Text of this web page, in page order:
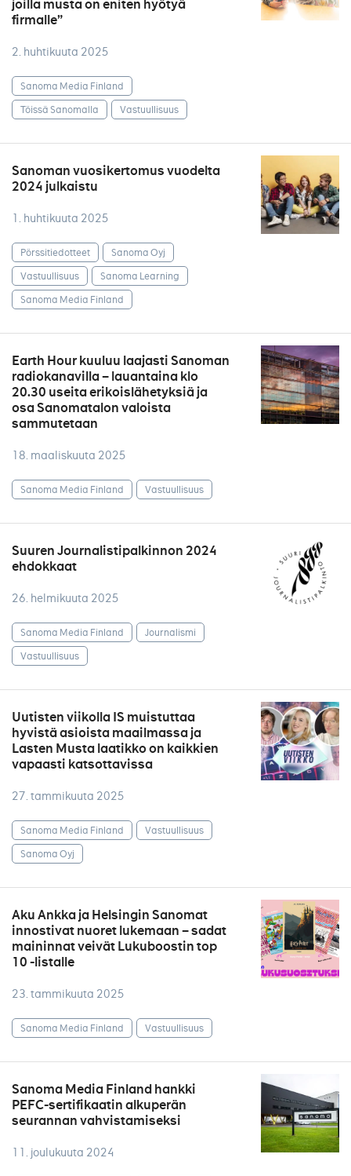
joilla musta on eniten hyötyä
firmalle”
2. huhtikuuta 2025
Sanoma Media Finland
Töissä Sanomalla
Vastuullisuus
Sanoman vuosikertomus vuodelta
2024 julkaistu
1. huhtikuuta 2025
Pörssitiedotteet
Sanoma Oyj
Vastuullisuus
Sanoma Learning
Sanoma Media Finland
Earth Hour kuuluu laajasti Sanoman
radiokanavilla – lauantaina klo
20.30 useita erikoislähetyksiä ja
osa Sanomatalon valoista
sammutetaan
18. maaliskuuta 2025
Sanoma Media Finland Vastuullisuus
Suuren Journalistipalkinnon 2024
ehdokkaat
26. helmikuuta 2025
Sanoma Media Finland
Journalismi
Vastuullisuus
Uutisten viikolla IS muistuttaa
hyvistä asioista maailmassa ja
Lasten Musta laatikko on kaikkien
vapaasti katsottavissa
27. tammikuuta 2025
Sanoma Media Finland
Vastuullisuus
Sanoma Oyj
Aku Ankka ja Helsingin Sanomat
innostivat nuoret lukemaan – sadat
maininnat veivät Lukuboostin top
10 -listalle
23. tammikuuta 2025
Sanoma Media Finland Vastuullisuus
Sanoma Media Finland hankki
PEFC-sertifikaatin alkuperän
seurannan vahvistamiseksi
11. joulukuuta 2024